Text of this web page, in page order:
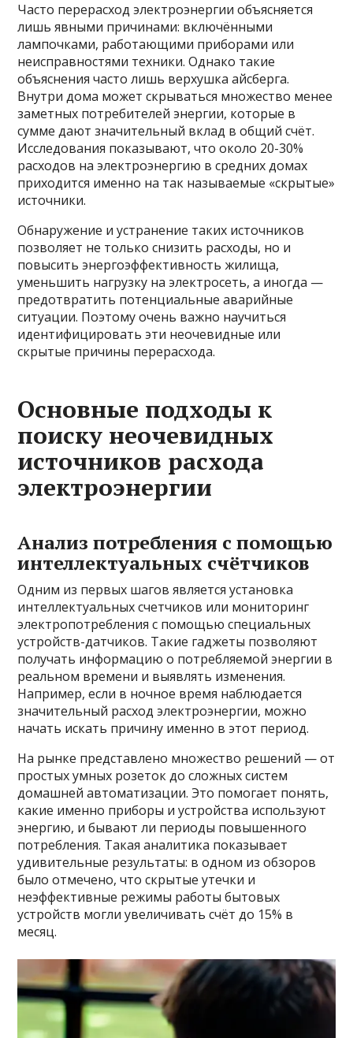
Часто перерасход электроэнергии объясняется
лишь явными причинами: включёнными
лампочками, работающими приборами или
неисправностями техники. Однако такие
объяснения часто лишь верхушка айсберга.
Внутри дома может скрываться множество менее
заметных потребителей энергии, которые в
сумме дают значительный вклад в общий счёт.
Исследования показывают, что около 20-30%
расходов на электроэнергию в средних домах
приходится именно на так называемые «скрытые»
источники.
Обнаружение и устранение таких источников
позволяет не только снизить расходы, но и
повысить энергоэффективность жилища,
уменьшить нагрузку на электросеть, а иногда —
предотвратить потенциальные аварийные
ситуации. Поэтому очень важно научиться
идентифицировать эти неочевидные или
скрытые причины перерасхода.
Основные подходы к
поиску неочевидных
источников расхода
электроэнергии
Анализ потребления с помощью
интеллектуальных счётчиков
Одним из первых шагов является установка
интеллектуальных счетчиков или мониторинг
электропотребления с помощью специальных
устройств-датчиков. Такие гаджеты позволяют
получать информацию о потребляемой энергии в
реальном времени и выявлять изменения.
Например, если в ночное время наблюдается
значительный расход электроэнергии, можно
начать искать причину именно в этот период.
На рынке представлено множество решений — от
простых умных розеток до сложных систем
домашней автоматизации. Это помогает понять,
какие именно приборы и устройства используют
энергию, и бывают ли периоды повышенного
потребления. Такая аналитика показывает
удивительные результаты: в одном из обзоров
было отмечено, что скрытые утечки и
неэффективные режимы работы бытовых
устройств могли увеличивать счёт до 15% в
месяц.